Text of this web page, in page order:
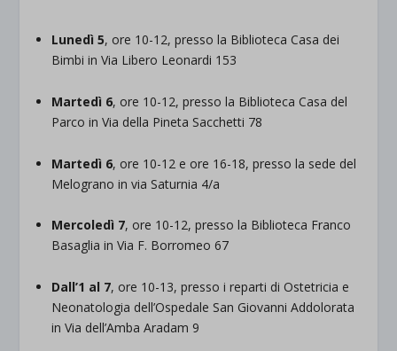
Lunedì 5, ore 10-12, presso la Biblioteca Casa dei
Bimbi in Via Libero Leonardi 153
Martedì 6, ore 10-12, presso la Biblioteca Casa del
Parco in Via della Pineta Sacchetti 78
Martedì 6, ore 10-12 e ore 16-18, presso la sede del
Melograno in via Saturnia 4/a
Mercoledì 7, ore 10-12, presso la Biblioteca Franco
Basaglia in Via F. Borromeo 67
Dall’1 al 7, ore 10-13, presso i reparti di Ostetricia e
Neonatologia dell’Ospedale San Giovanni Addolorata
in Via dell’Amba Aradam 9